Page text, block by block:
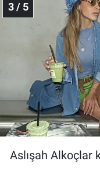
3 / 5
Aslışah Alkoçlar